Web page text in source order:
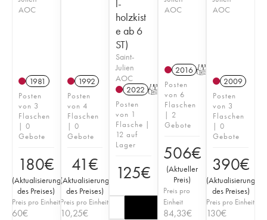
AOC
1981
Posten
von 3
Flaschen
| 0
Gebote
180€
(Aktualisierung
des Preises)
Preis pro Einheit
60€
1992
Posten
von 4
Flaschen
| 0
Gebote
41€
(Aktualisierung
des Preises)
Preis pro Einheit
10,25€
l-
holzkist
e ab 6
ST)
Saint-
Julien
AOC
2022 T
Posten
von 1
Flasche |
12 auf
Lager
125€
AOC
2016 T
Posten
von 6
Flaschen
| 2
Gebote
506€
(Aktueller
Preis)
Preis pro
Einheit
84,33€
AOC
2009
Posten
von 3
Flaschen
| 0
Gebote
390€
(Aktualisierung
des Preises)
Preis pro Einheit
130€